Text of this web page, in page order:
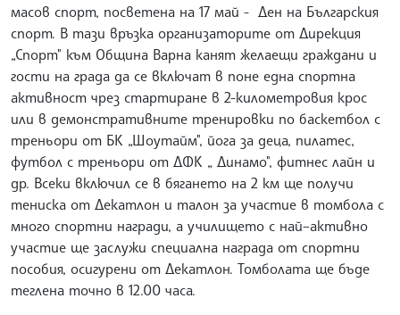
масов спорт, посветена на 17 май - Ден на Българския
спорт. В тази връзка организаторите от Дирекция
„Спорт" към Община Варна канят желаещи граждани и
гости на града да се включат в поне една спортна
активност чрез стартиране в 2-километровия крос
или в демонстративните тренировки по баскетбол с
треньори от БК „Шоутайм", йога за деца, пилатес,
футбол с треньори от ДФК „ Динамо", фитнес лайн и
др. Всеки включил се в бягането на 2 км ще получи
тениска от Декатлон и талон за участие в томбола с
много спортни награди, а училището с най–активно
участие ще заслужи специална награда от спортни
пособия, осигурени от Декатлон. Томболата ще бъде
теглена точно в 12.00 часа.